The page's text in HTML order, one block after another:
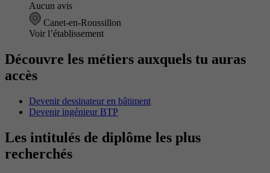
Aucun avis
Canet-en-Roussillon
Voir l’établissement
Découvre les métiers auxquels tu auras
accès
Devenir dessinateur en bâtiment
Devenir ingénieur BTP
Les intitulés de diplôme les plus
recherchés